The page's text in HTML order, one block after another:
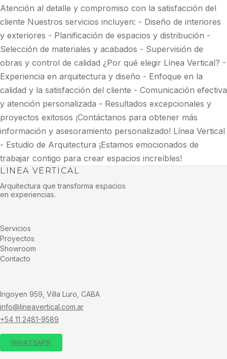
Atención al detalle y compromiso con la satisfacción del
cliente Nuestros servicios incluyen: - Diseño de interiores
y exteriores - Planificación de espacios y distribución -
Selección de materiales y acabados - Supervisión de
obras y control de calidad ¿Por qué elegir Línea Vertical? -
Experiencia en arquitectura y diseño - Enfoque en la
calidad y la satisfacción del cliente - Comunicación efectiva
y atención personalizada - Resultados excepcionales y
proyectos exitosos ¡Contáctanos para obtener más
información y asesoramiento personalizado! Línea Vertical
- Estudio de Arquitectura ¡Estamos emocionados de
trabajar contigo para crear espacios increíbles!
LINEA VERTICAL
Arquitectura que transforma espacios
en experiencias.
Servicios
Proyectos
Showroom
Contacto
Irigoyen 959, Villa Luro, CABA
info@lineavertical.com.ar
+54 11 2481-9589
WHATSAPP